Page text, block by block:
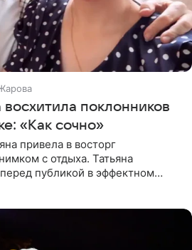
поклонников
«Как сочно»
привела в восторг
с отдыха. Татьяна
публикой в эффектном